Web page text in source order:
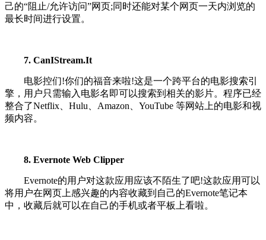
己的“阻止/允许访问”网页;同时还能对某个网页一天内浏览的
最长时间进行设置。
7. CanIStream.It
电影控们!你们的福音来啦!这是一个跨平台的电影搜索引
擎，用户只需输入电影名即可以搜索到相关的影片。程序已经
整合了Netflix、Hulu、Amazon、YouTube 等网站上的电影和视
频内容。
8. Evernote Web Clipper
Evernote的用户对这款应用应该不陌生了吧!这款应用可以
将用户在网页上感兴趣的内容收藏到自己的Evernote笔记本
中，收藏后就可以在自己的手机或者平板上看啦。